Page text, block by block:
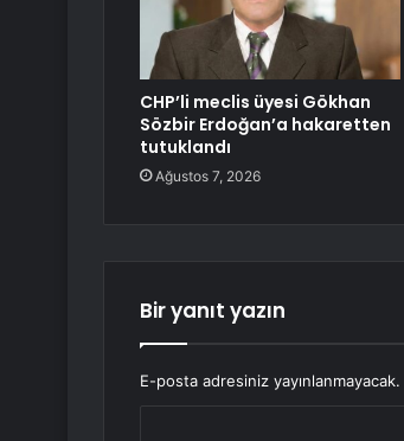
CHP’li meclis üyesi Gökhan
Sözbir Erdoğan’a hakaretten
tutuklandı
Ağustos 7, 2026
Bir yanıt yazın
E-posta adresiniz yayınlanmayacak.